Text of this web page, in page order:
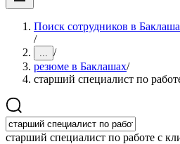
Поиск сотрудников в
/
... /
резюме в Баклашах/
старший специалист по
старший специалист по работе с